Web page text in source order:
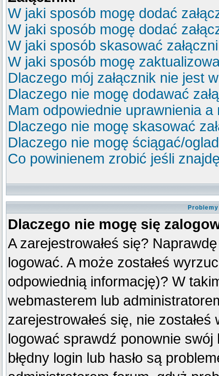
W jaki sposób mogę dodać
W jaki sposób mogę dodać
W jaki sposób skasować
W jaki sposób mogę
Dlaczego mój załącznik nie jest
Dlaczego nie mogę dodawać
Mam odpowiednie uprawnienia
Dlaczego nie mogę skasować
Dlaczego nie mogę ściągać/
Co powinienem zrobić jeśli
Dlaczego nie mogę się
A zarejestrowałeś się?
logować. A może zostałeś
odpowiednią informację)? W
webmasterem lub
zarejestrowałeś się, nie
logować sprawdź ponownie swój
błędny login lub hasło są